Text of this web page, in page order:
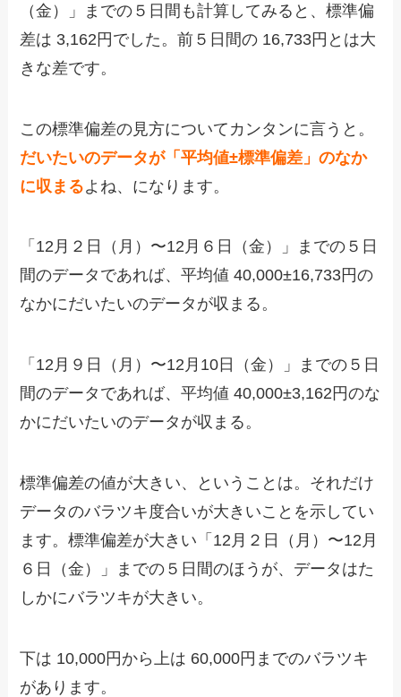
（金）」までの５日間も計算してみると、標準偏
差は 3,162円でした。前５日間の 16,733円とは大
きな差です。
この標準偏差の見方についてカンタンに言うと。
だいたいのデータが「平均値±標準偏差」のなか
に収まるよね、になります。
「12月２日（月）〜12月６日（金）」までの５日
間のデータであれば、平均値 40,000±16,733円の
なかにだいたいのデータが収まる。
「12月９日（月）〜12月10日（金）」までの５日
間のデータであれば、平均値 40,000±3,162円のな
かにだいたいのデータが収まる。
標準偏差の値が大きい、ということは。それだけ
データのバラツキ度合いが大きいことを示してい
ます。標準偏差が大きい「12月２日（月）〜12月
６日（金）」までの５日間のほうが、データはた
しかにバラツキが大きい。
下は 10,000円から上は 60,000円までのバラツキ
があります。